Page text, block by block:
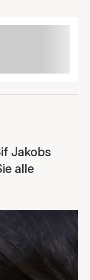
Jakobs
alle